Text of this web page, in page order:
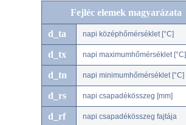
Fejléc elemek magyarázata
d_ta napi középhőmérséklet [°C]
d_tx napi maximumhőmérséklet [°C]
d_tn napi minimumhőmérséklet [°C]
d_rs napi csapadékösszeg [mm]
d_rf napi csapadékösszeg fajtája